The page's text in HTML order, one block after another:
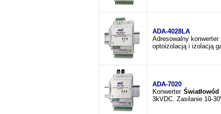
ADA-4028LA
Adresowalny
optoizolacją i izolacją
ADA-7020
Konwerter
3kVDC. Zasilanie 10-